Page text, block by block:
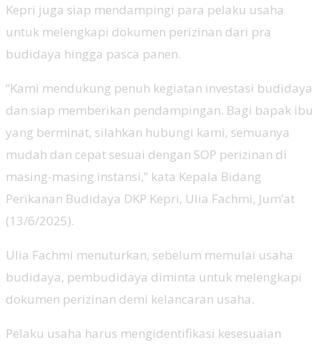
Kepri juga siap mendampingi para pelaku usaha
untuk melengkapi dokumen perizinan dari pra
budidaya hingga pasca panen.
“Kami mendukung penuh kegiatan investasi budidaya
dan siap memberikan pendampingan. Bagi bapak ibu
yang berminat, silahkan hubungi kami, semuanya
mudah dan cepat sesuai dengan SOP perizinan di
masing-masing instansi,” kata Kepala Bidang
Perikanan Budidaya DKP Kepri, Ulia Fachmi, Jum’at
(13/6/2025).
Ulia Fachmi menuturkan, sebelum memulai usaha
budidaya, pembudidaya diminta untuk melengkapi
dokumen perizinan demi kelancaran usaha.
Pelaku usaha harus mengidentifikasi kesesuaian